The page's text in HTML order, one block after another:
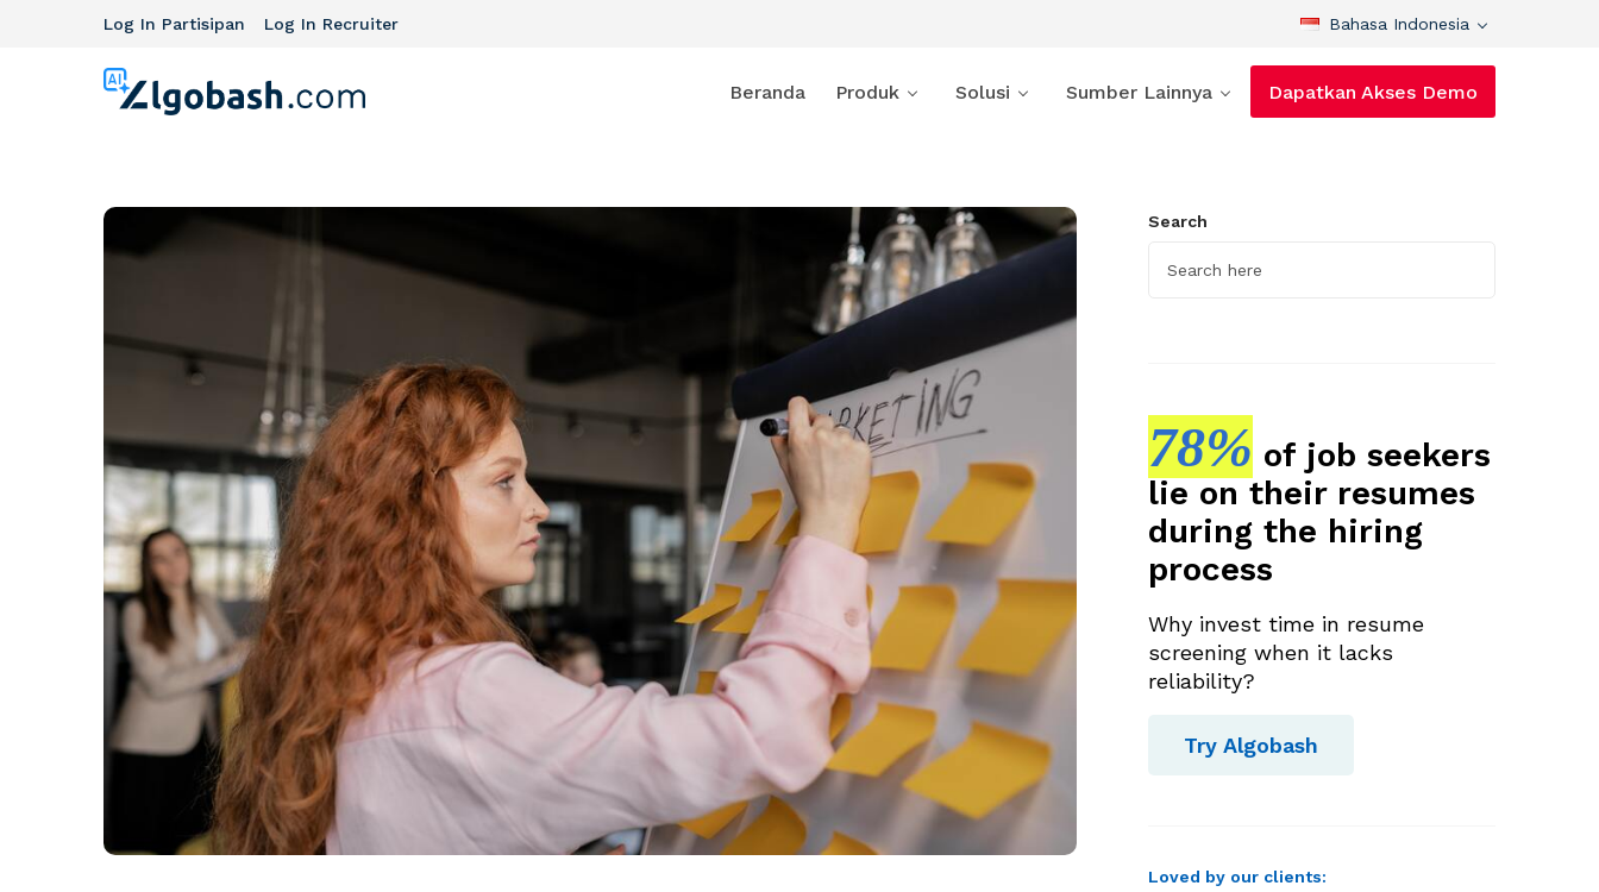
Log In Partisipan Log In Recruiter Bahasa Indonesia
Beranda Produk Solusi Sumber Lainnya Dapatkan Akses Demo
Search
78% of job seekers
lie on their resumes
during the hiring
process
Why invest time in resume
screening when it lacks
reliability?
Try Algobash
Loved by our clients: